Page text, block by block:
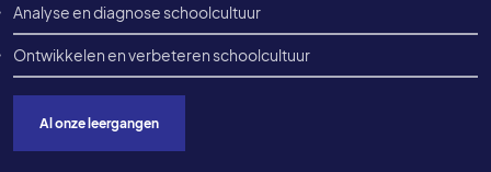
Analyse en diagnose schoolcultuur
Ontwikkelen en verbeteren schoolcultuur
Al onze leergangen